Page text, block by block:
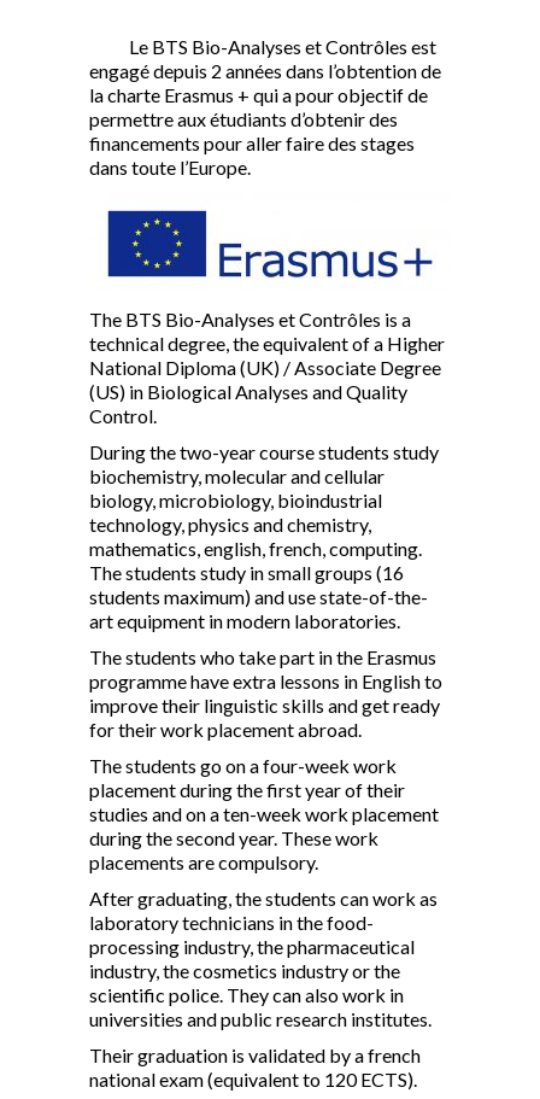
Le BTS Bio-Analyses et Contrôles est
engagé depuis 2 années dans l’obtention de
la charte Erasmus + qui a pour objectif de
permettre aux étudiants d’obtenir des
financements pour aller faire des stages
dans toute l’Europe.
The BTS Bio-Analyses et Contrôles is a
technical degree, the equivalent of a Higher
National Diploma (UK) / Associate Degree
(US) in Biological Analyses and Quality
Control.
During the two-year course students study
biochemistry, molecular and cellular
biology, microbiology, bioindustrial
technology, physics and chemistry,
mathematics, english, french, computing.
The students study in small groups (16
students maximum) and use state-of-the-
art equipment in modern laboratories.
The students who take part in the Erasmus
programme have extra lessons in English to
improve their linguistic skills and get ready
for their work placement abroad.
The students go on a four-week work
placement during the first year of their
studies and on a ten-week work placement
during the second year. These work
placements are compulsory.
After graduating, the students can work as
laboratory technicians in the food-
processing industry, the pharmaceutical
industry, the cosmetics industry or the
scientific police. They can also work in
universities and public research institutes.
Their graduation is validated by a french
national exam (equivalent to 120 ECTS).